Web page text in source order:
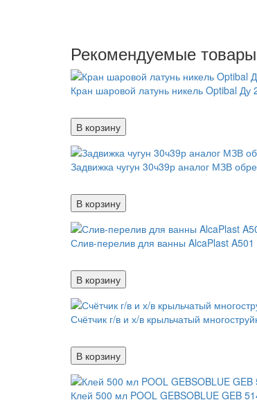
Рекомендуемые
Кран шаровой латунь никель Optibal
В корзину
Задвижка чугун 30ч39р аналог МЗВ
В корзину
Слив-перелив для ванны AlcaPlast A501
В корзину
Счётчик г/в и х/в крыльчатый
В корзину
Клей 500 мл POOL GEBSOBLUE GEB